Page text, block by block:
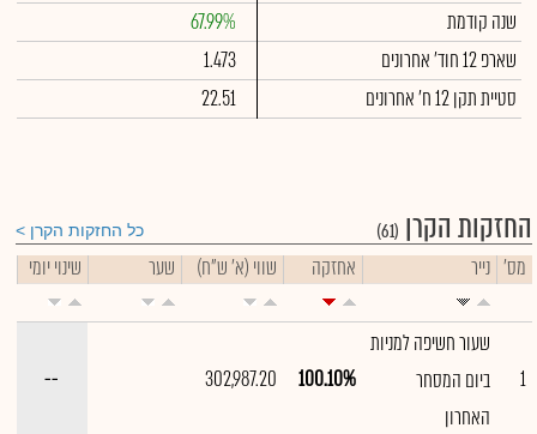
שנה קודמת
67.99%
שארפ 12 חוד' אחרונים
1.473
סטיית תקן 12 ח' אחרונים
22.51
החזקות הקרן (61) כל החזקות הקרן
מס' נייר אחזקה שווי (א' ש"ח) שער שינוי יומי
1
שעור חשיפה למניות
ביום המסחר
האחרון
100.10%
302,987.20
--